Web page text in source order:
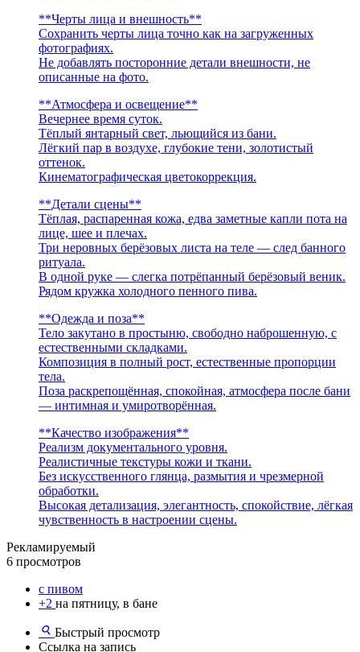
**Черты лица и внешность**
Сохранить черты лица точно как на загруженных
фотографиях.
Не добавлять посторонние детали внешности, не
описанные на фото.
**Атмосфера и освещение**
Вечернее время суток.
Тёплый янтарный свет, льющийся из бани.
Лёгкий пар в воздухе, глубокие тени, золотистый
оттенок.
Кинематографическая цветокоррекция.
**Детали сцены**
Тёплая, распаренная кожа, едва заметные капли пота на
лице, шее и плечах.
Три неровных берёзовых листа на теле — след банного
ритуала.
В одной руке — слегка потрёпанный берёзовый веник.
Рядом кружка холодного пенного пива.
**Одежда и поза**
Тело закутано в простыню, свободно наброшенную, с
естественными складками.
Композиция в полный рост, естественные пропорции
тела.
Поза раскрепощённая, спокойная, атмосфера после бани
— интимная и умиротворённая.
**Качество изображения**
Реализм документального уровня.
Реалистичные текстуры кожи и ткани.
Без искусственного глянца, размытия и чрезмерной
обработки.
Высокая детализация, элегантность, спокойствие, лёгкая
чувственность в настроении сцены.
Рекламируемый
6 просмотров
с пивом
+2 на пятницу, в бане
Быстрый просмотр
Ссылка на запись